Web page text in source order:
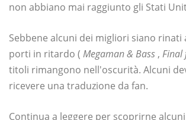
non abbiano mai raggiunto gli Stati
Sebbene alcuni dei migliori siano rinati
porti in ritardo ( Megaman & Bass , Final
titoli rimangono nell'oscurità. Alcuni
ricevere una traduzione da fan.
Continua a leggere per scoprirne